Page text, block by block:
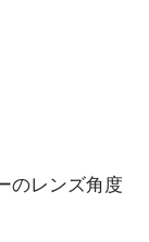
のレンズ角度